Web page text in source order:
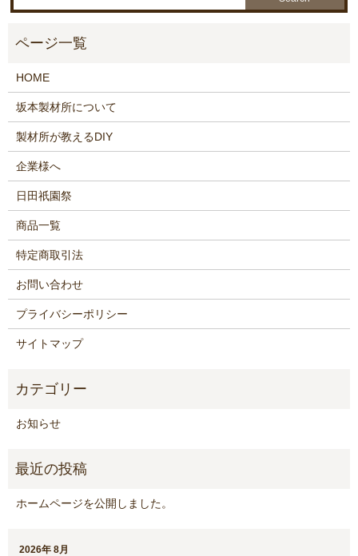
HOME
坂本製材所について
製材所が教えるDIY
企業様へ
日田祇園祭
商品一覧
特定商取引法
お問い合わせ
プライバシーポリシー
サイトマップ
お知らせ
ホームページを公開しました。
2026年 8月